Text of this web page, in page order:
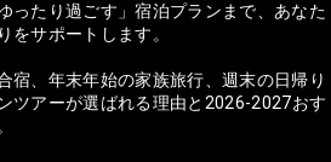
ったり過ごす」宿泊プランまで、あなた
をサポートします。
宿、年末年始の家族旅行、週末の日帰り
ツアーが選ばれる理由と2026-2027おす